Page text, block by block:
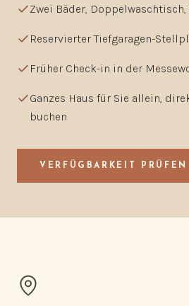
Zwei Bäder,
Reservierter Tiefgaragen-
Früher Check-in in der
Ganzes Haus für Sie allein,
buchen
VERFÜGBARKEIT PRÜFEN